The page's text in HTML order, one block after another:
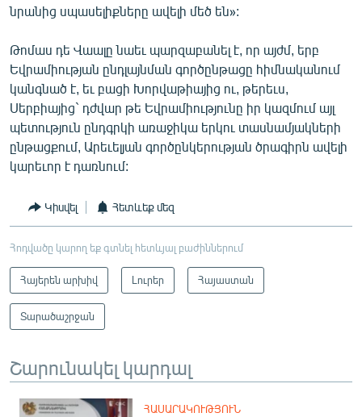
նրանից սպասելիքները ավելի մեծ են»:
Թոմաս դե Վաալը նաեւ պարզաբանել է, որ այժմ, երբ
Եվրամիության ընդլայնման գործընթացը հիմնականում
կանգնած է, եւ բացի Խորվաթիայից ու, թերեւս,
Սերբիայից` դժվար թե Եվրամիությունը իր կազմում այլ
պետություն ընդգրկի առաջիկա երկու տասնամյակների
ընթացքում, Արեւելյան գործընկերության ծրագիրն ավելի
կարեւոր է դառնում:
Կիսվել Հետևեք մեզ
Հոդվածը կարող եք գտնել հետևյալ բաժիններում
Հայերեն արխիվ Լուրեր Հայաստան
Տարածաշրջան
Շարունակել կարդալ
ՀԱՍԱՐԱԿՈՒԹՅՈՒՆ